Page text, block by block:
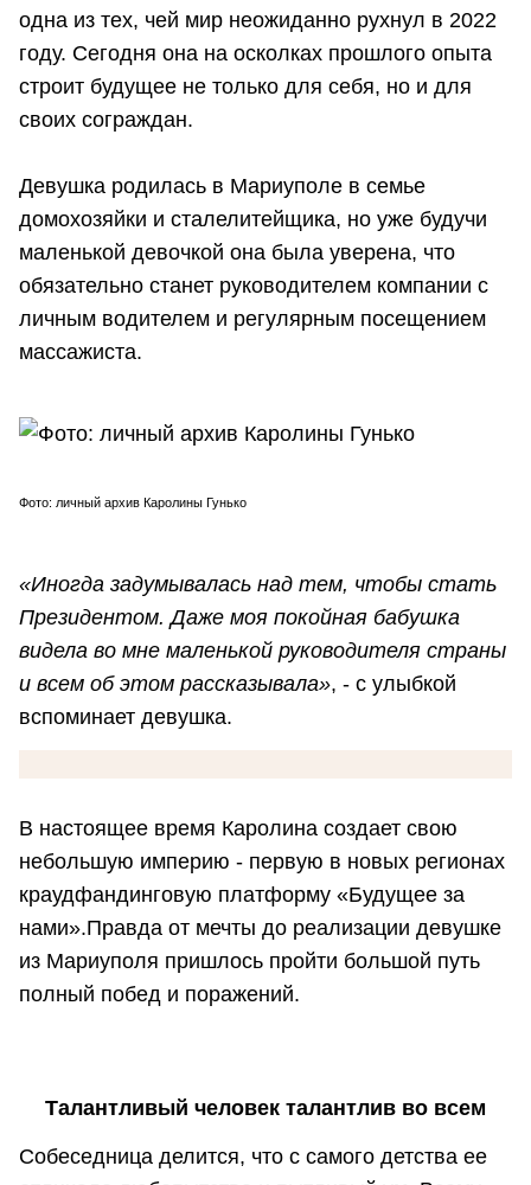
одна из тех, чей мир неожиданно рухнул в 2022
году. Сегодня она на осколках прошлого опыта
строит будущее не только для себя, но и для
своих сограждан.
Девушка родилась в Мариуполе в семье
домохозяйки и сталелитейщика, но уже будучи
маленькой девочкой она была уверена, что
обязательно станет руководителем компании с
личным водителем и регулярным посещением
массажиста.
Фото: личный архив Каролины Гунько
«Иногда задумывалась над тем, чтобы стать
Президентом. Даже моя покойная бабушка
видела во мне маленькой руководителя страны
и всем об этом рассказывала», - с улыбкой
вспоминает девушка.
В настоящее время Каролина создает свою
небольшую империю - первую в новых регионах
краудфандинговую платформу «Будущее за
нами».Правда от мечты до реализации девушке
из Мариуполя пришлось пройти большой путь
полный побед и поражений.
Талантливый человек талантлив во всем
Собеседница делится, что с самого детства ее